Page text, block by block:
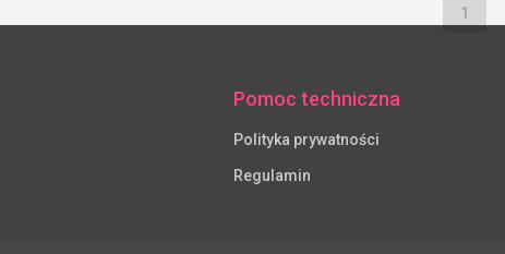
1
Pomoc techniczna
Polityka prywatności
Regulamin